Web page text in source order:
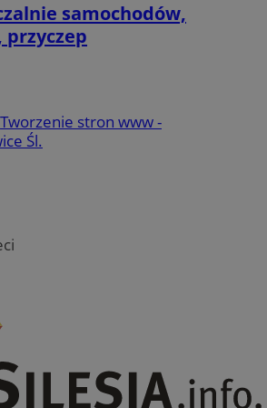
samochodów,
Tworzenie stron www -
Śl.
siemianowice.net.pl